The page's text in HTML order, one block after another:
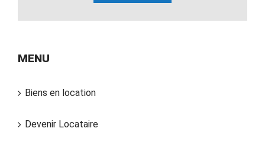
MENU
Biens en location
Devenir Locataire